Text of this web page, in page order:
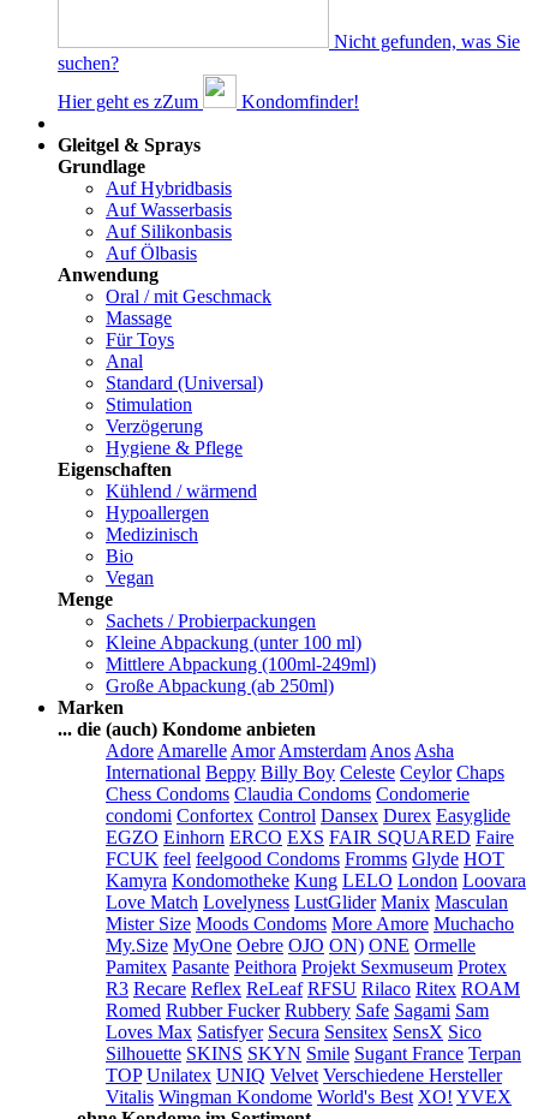
Nicht gefunden, was Sie
suchen?
Hier geht es zZum
Kondomfinder!
Gleitgel & Sprays
Grundlage
Auf Hybridbasis
Auf Wasserbasis
Auf Silikonbasis
Auf Ölbasis
Anwendung
Oral / mit Geschmack
Massage
Für Toys
Anal
Standard (Universal)
Stimulation
Verzögerung
Hygiene & Pflege
Eigenschaften
Kühlend / wärmend
Hypoallergen
Medizinisch
Bio
Vegan
Menge
Sachets / Probierpackungen
Kleine Abpackung (unter 100 ml)
Mittlere Abpackung (100ml-249ml)
Große Abpackung (ab 250ml)
Marken
... die (auch) Kondome anbieten
Adore Amarelle Amor Amsterdam Anos Asha
International Beppy Billy Boy Celeste Ceylor Chaps
Chess Condoms Claudia Condoms Condomerie
condomi Confortex Control Dansex Durex Easyglide
EGZO Einhorn ERCO EXS FAIR SQUARED Faire
FCUK feel feelgood Condoms Fromms Glyde HOT
Kamyra Kondomotheke Kung LELO London Loovara
Love Match Lovelyness LustGlider Manix Masculan
Mister Size Moods Condoms More Amore Muchacho
My.Size MyOne Oebre OJO ON) ONE Ormelle
Pamitex Pasante Peithora Projekt Sexmuseum Protex
R3 Recare Reflex ReLeaf RFSU Rilaco Ritex ROAM
Romed Rubber Fucker Rubbery Safe Sagami Sam
Loves Max Satisfyer Secura Sensitex SensX Sico
Silhouette SKINS SKYN Smile Sugant France Terpan
TOP Unilatex UNIQ Velvet Verschiedene Hersteller
Vitalis Wingman Kondome World's Best XO! YVEX